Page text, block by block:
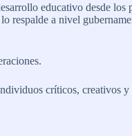
educativo desde
respalde a nivel
críticos, creativos